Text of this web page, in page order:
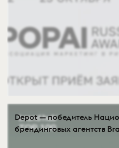
Depot — победитель
брендинговых агентств